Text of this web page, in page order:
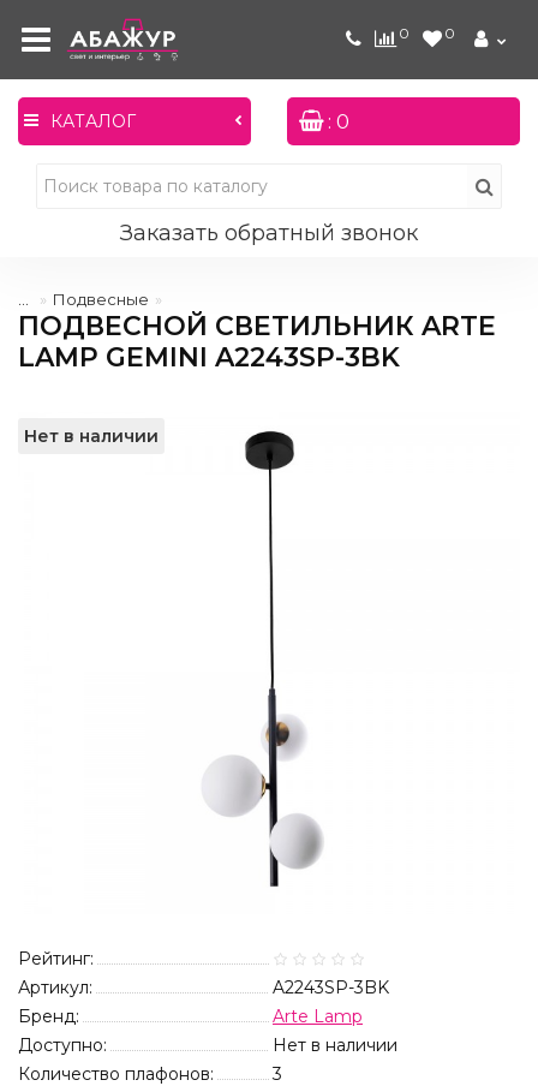
0 0
КАТАЛОГ : 0
Заказать обратный звонок
Подвесные
ПОДВЕСНОЙ СВЕТИЛЬНИК ARTE
LAMP GEMINI A2243SP-3BK
Нет в наличии
Рейтинг:
Артикул:
A2243SP-3BK
Бренд:
Arte Lamp
Доступно:
Нет в наличии
Количество плафонов:
3